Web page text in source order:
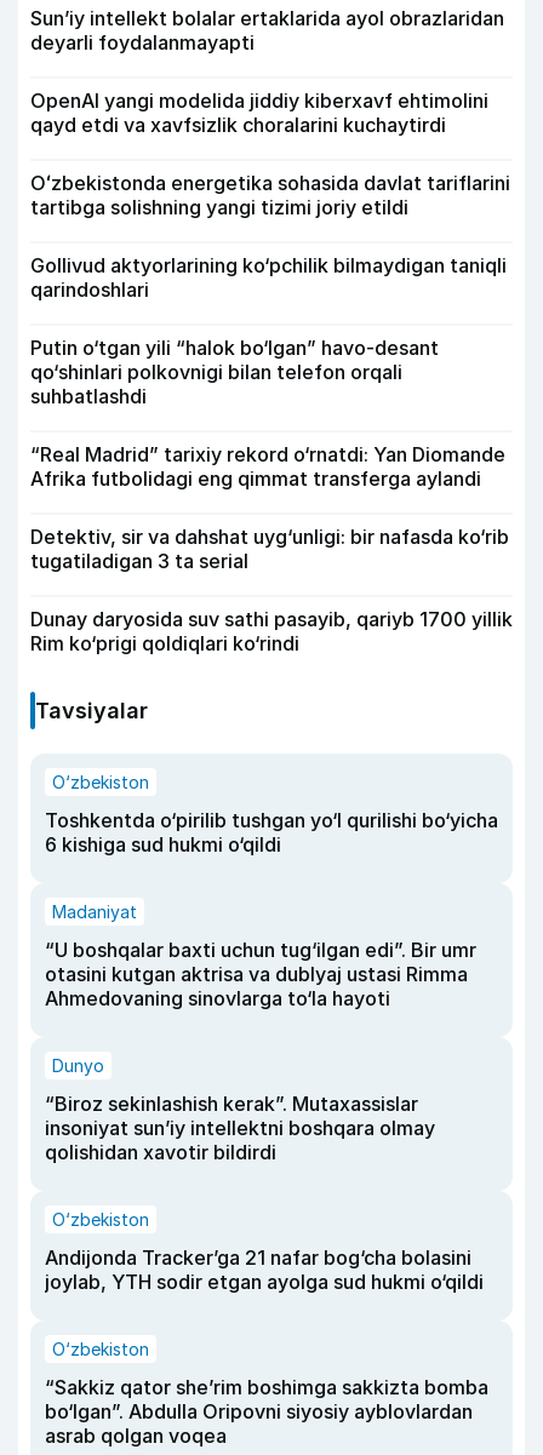
Sun’iy intellekt bolalar ertaklarida ayol obrazlaridan
deyarli foydalanmayapti
OpenAI yangi modelida jiddiy kiberxavf ehtimolini
qayd etdi va xavfsizlik choralarini kuchaytirdi
Oʻzbekistonda energetika sohasida davlat tariflarini
tartibga solishning yangi tizimi joriy etildi
Gollivud aktyorlarining ko‘pchilik bilmaydigan taniqli
qarindoshlari
Putin o‘tgan yili “halok bo‘lgan” havo-desant
qo‘shinlari polkovnigi bilan telefon orqali
suhbatlashdi
“Real Madrid” tarixiy rekord o‘rnatdi: Yan Diomande
Afrika futbolidagi eng qimmat transferga aylandi
Detektiv, sir va dahshat uyg‘unligi: bir nafasda ko‘rib
tugatiladigan 3 ta serial
Dunay daryosida suv sathi pasayib, qariyb 1700 yillik
Rim ko‘prigi qoldiqlari ko‘rindi
Tavsiyalar
O‘zbekiston
Toshkentda o‘pirilib tushgan yo‘l qurilishi bo‘yicha
6 kishiga sud hukmi o‘qildi
Madaniyat
“U boshqalar baxti uchun tug‘ilgan edi”. Bir umr
otasini kutgan aktrisa va dublyaj ustasi Rimma
Ahmedovaning sinovlarga to‘la hayoti
Dunyo
“Biroz sekinlashish kerak”. Mutaxassislar
insoniyat sun’iy intellektni boshqara olmay
qolishidan xavotir bildirdi
O‘zbekiston
Andijonda Tracker’ga 21 nafar bog‘cha bolasini
joylab, YTH sodir etgan ayolga sud hukmi o‘qildi
O‘zbekiston
“Sakkiz qator she’rim boshimga sakkizta bomba
bo‘lgan”. Abdulla Oripovni siyosiy ayblovlardan
asrab qolgan voqea